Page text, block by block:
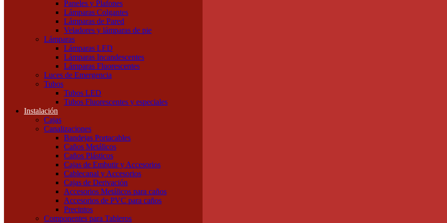
Paneles y Plafones
Lámparas Colgantes
Lámparas de Pared
Veladores y lámparas de pie
Lámparas
Lámparas LED
Lámparas Incandescentes
Lámparas Fluorescentes
Luces de Emergencia
Tubos
Tubos LED
Tubos Fluorescentes y especiales
Instalación
Cajas
Canalizaciones
Bandejas Portacables
Caños Metálicos
Caños Plásticos
Cajas de Embutir y Accesorios
Cablecanal y Accesorios
Cajas de Derivación
Accesorios Metálicos para caños
Accesorios de PVC para caños
Precintos
Componentes para Tableros
Otras Herramientas Manuales
Iluminación
Accesorios de Iluminación
Conectores
Drivers
Fuentes
Soportes
Portalámparas
Proyectores
Farolas
Paneles y Plafones
Lámparas Colgantes
Lámparas de Pared
Veladores y lámparas de pie
Lámparas
Lámparas LED
Lámparas Incandescentes
Lámparas Fluorescentes
Luces de Emergencia